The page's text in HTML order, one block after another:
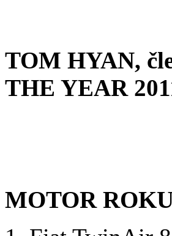
TOM HYAN,
THE YEAR
MOTOR